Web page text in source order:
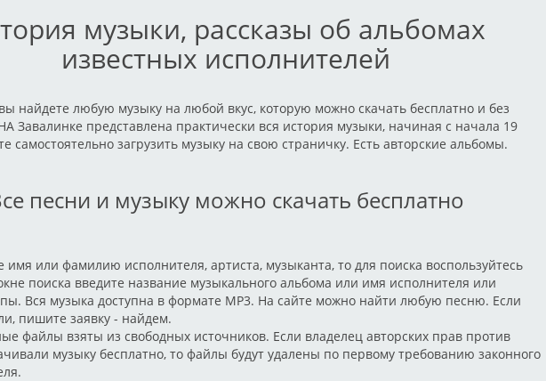
музыки, рассказы об альбомах
известных исполнителей
найдете любую музыку на любой вкус, которую можно скачать бесплатно и без
Завалинке представлена практически вся история музыки, начиная с начала 19
самостоятельно загрузить музыку на свою страничку. Есть авторские альбомы.
песни и музыку можно скачать бесплатно
имя или фамилию исполнителя, артиста, музыканта, то для поиска воспользуйтесь
поиска введите название музыкального альбома или имя исполнителя или
Вся музыка доступна в формате MP3. На сайте можно найти любую песню. Если
пишите заявку - найдем.
файлы взяты из свободных источников. Если владелец авторских прав против
музыку бесплатно, то файлы будут удалены по первому требованию законного